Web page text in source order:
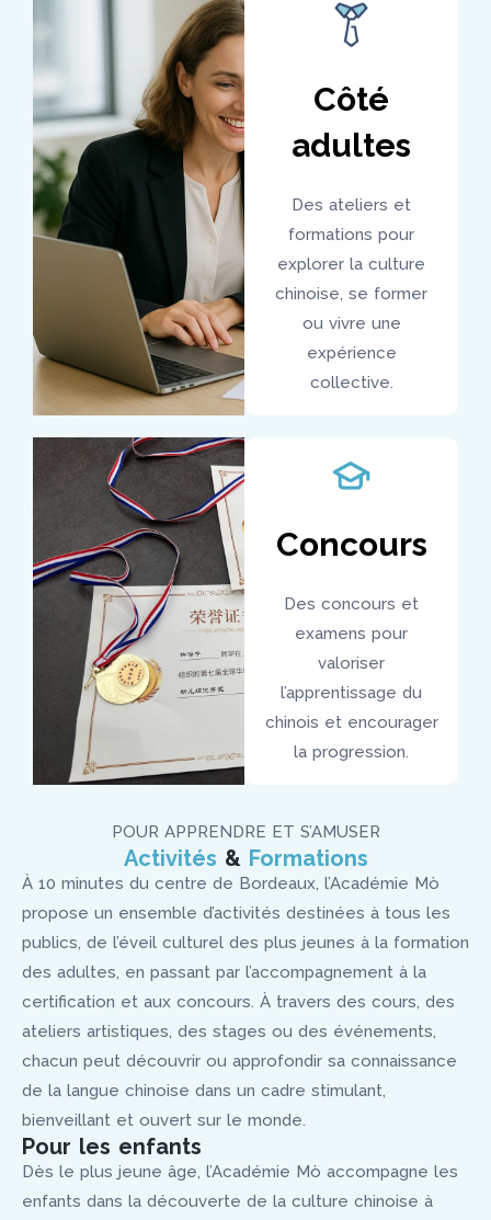
Côté
adultes
Des ateliers et
formations pour
explorer la culture
chinoise, se former
ou vivre une
expérience
collective.
Concours
Des concours et
examens pour
valoriser
l’apprentissage du
chinois et encourager
la progression.
POUR APPRENDRE ET S’AMUSER
Activités & Formations
À 10 minutes du centre de Bordeaux, l’Académie Mò
propose un ensemble d’activités destinées à tous les
publics, de l’éveil culturel des plus jeunes à la formation
des adultes, en passant par l’accompagnement à la
certification et aux concours. À travers des cours, des
ateliers artistiques, des stages ou des événements,
chacun peut découvrir ou approfondir sa connaissance
de la langue chinoise dans un cadre stimulant,
bienveillant et ouvert sur le monde.
Pour les enfants
Dès le plus jeune âge, l’Académie Mò accompagne les
enfants dans la découverte de la culture chinoise à